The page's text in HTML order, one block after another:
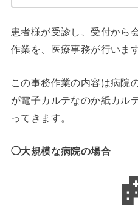
患者様が受診し、受付から
作業を、医療事務が行います
この事務作業の内容は病院
が電子カルテなのか紙カル
ってきます。
◯大規模な病院の場合